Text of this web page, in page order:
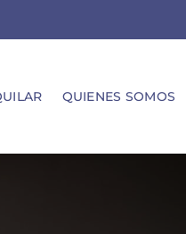
QUIENES SOMOS